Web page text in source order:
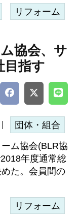
リフォーム
協会、サ
目指す
団体・組合
ム協会(BLR協
年度通常総
た。会員間の
リフォーム